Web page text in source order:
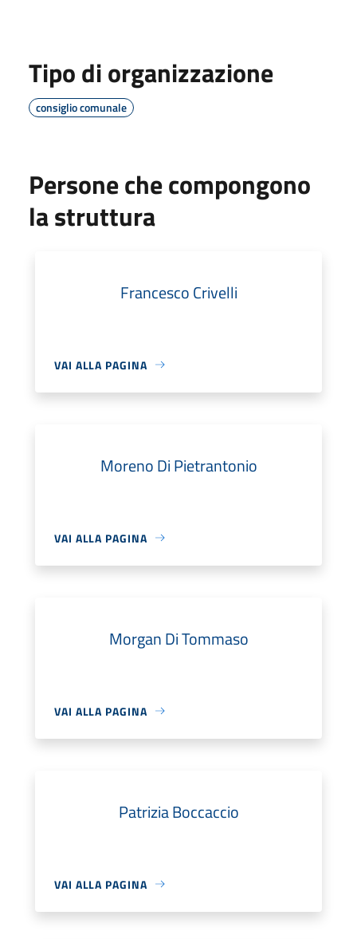
Tipo di organizzazione
consiglio comunale
Persone che compongono
la struttura
Francesco Crivelli
VAI ALLA PAGINA
Moreno Di Pietrantonio
VAI ALLA PAGINA
Morgan Di Tommaso
VAI ALLA PAGINA
Patrizia Boccaccio
VAI ALLA PAGINA